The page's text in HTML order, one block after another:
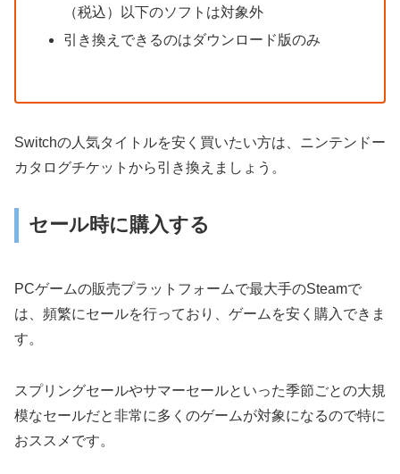
（税込）以下のソフトは対象外
引き換えできるのはダウンロード版のみ
Switchの人気タイトルを安く買いたい方は、ニンテンドー
カタログチケットから引き換えましょう。
セール時に購入する
PCゲームの販売プラットフォームで最大手のSteamで
は、頻繁にセールを行っており、ゲームを安く購入できま
す。
スプリングセールやサマーセールといった季節ごとの大規
模なセールだと非常に多くのゲームが対象になるので特に
おススメです。